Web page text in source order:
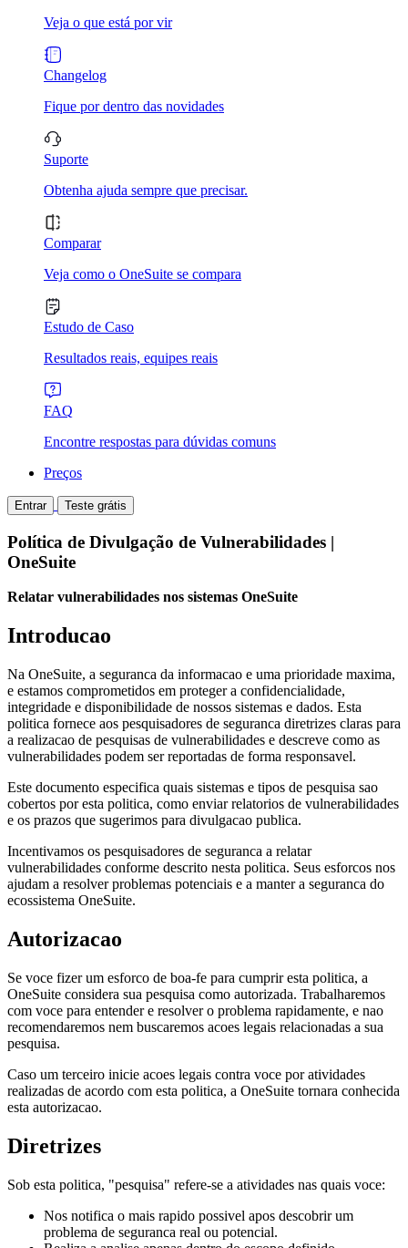
Veja o que está por vir
Changelog
Fique por dentro das novidades
Suporte
Obtenha ajuda sempre que precisar.
Comparar
Veja como o OneSuite se compara
Estudo de Caso
Resultados reais, equipes reais
FAQ
Encontre respostas para dúvidas comuns
Preços
Entrar Teste grátis
Política de Divulgação de Vulnerabilidades |
OneSuite
Relatar vulnerabilidades nos sistemas OneSuite
Introducao
Na OneSuite, a seguranca da informacao e uma prioridade maxima,
e estamos comprometidos em proteger a confidencialidade,
integridade e disponibilidade de nossos sistemas e dados. Esta
politica fornece aos pesquisadores de seguranca diretrizes claras para
a realizacao de pesquisas de vulnerabilidades e descreve como as
vulnerabilidades podem ser reportadas de forma responsavel.
Este documento especifica quais sistemas e tipos de pesquisa sao
cobertos por esta politica, como enviar relatorios de vulnerabilidades
e os prazos que sugerimos para divulgacao publica.
Incentivamos os pesquisadores de seguranca a relatar
vulnerabilidades conforme descrito nesta politica. Seus esforcos nos
ajudam a resolver problemas potenciais e a manter a seguranca do
ecossistema OneSuite.
Autorizacao
Se voce fizer um esforco de boa-fe para cumprir esta politica, a
OneSuite considera sua pesquisa como autorizada. Trabalharemos
com voce para entender e resolver o problema rapidamente, e nao
recomendaremos nem buscaremos acoes legais relacionadas a sua
pesquisa.
Caso um terceiro inicie acoes legais contra voce por atividades
realizadas de acordo com esta politica, a OneSuite tornara conhecida
esta autorizacao.
Diretrizes
Sob esta politica, "pesquisa" refere-se a atividades nas quais voce:
Nos notifica o mais rapido possivel apos descobrir um
problema de seguranca real ou potencial.